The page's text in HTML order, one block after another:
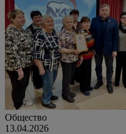
Общество
13.04.2026